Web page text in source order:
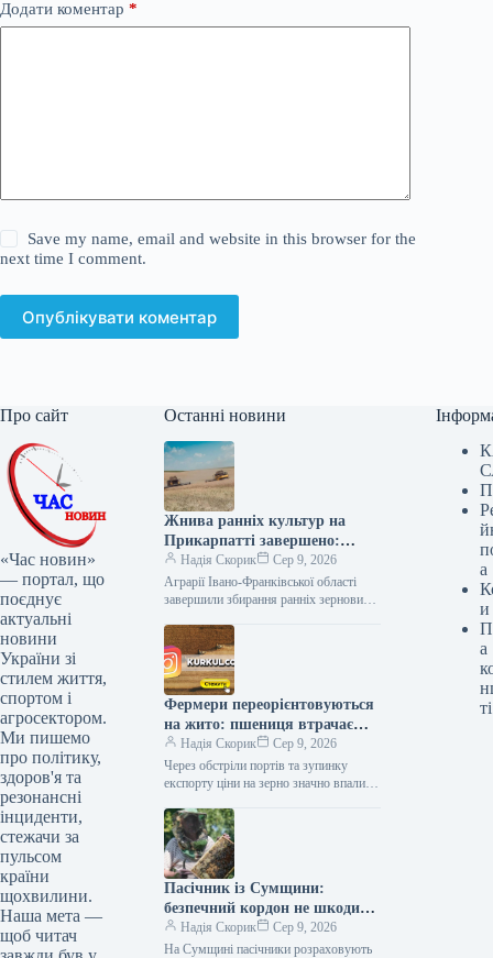
Додати коментар *
Save my name, email and website in this browser for the
next time I comment.
Опублікувати коментар
Про сайт
«Час новин»
— портал, що
поєднує
актуальні
новини
України зі
стилем життя,
спортом і
агросектором.
Ми пишемо
про політику,
здоров'я та
резонансні
інциденти,
стежачи за
пульсом
країни
щохвилини.
Наша мета —
щоб читач
Останні новини
Жнива ранніх культур на
Прикарпатті завершено:
урожайність зернових сягнула
5,64 т/га
Надія Скорик
Сер 9, 2026
Аграрії Івано-Франківської області
завершили збирання ранніх зернових
оперативними даними департаменту
агропромислового розвитку ОВА,
урожай
Фермери переорієнтовуються
на жито: пшениця втрачає
привабливість
Надія Скорик
Сер 9, 2026
Через обстріли портів та зупинку
експорту ціни на зерно значно впали.
альтернативу нішеві культури.
Зокрема,…
Пасічник із Сумщини:
безпечний кордон не шкодить
бджільництву
Надія Скорик
Сер 9, 2026
На Сумщині пасічники розраховують
а
и
а
ті